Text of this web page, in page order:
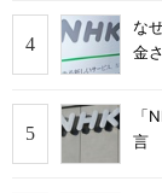
な
金
「
言